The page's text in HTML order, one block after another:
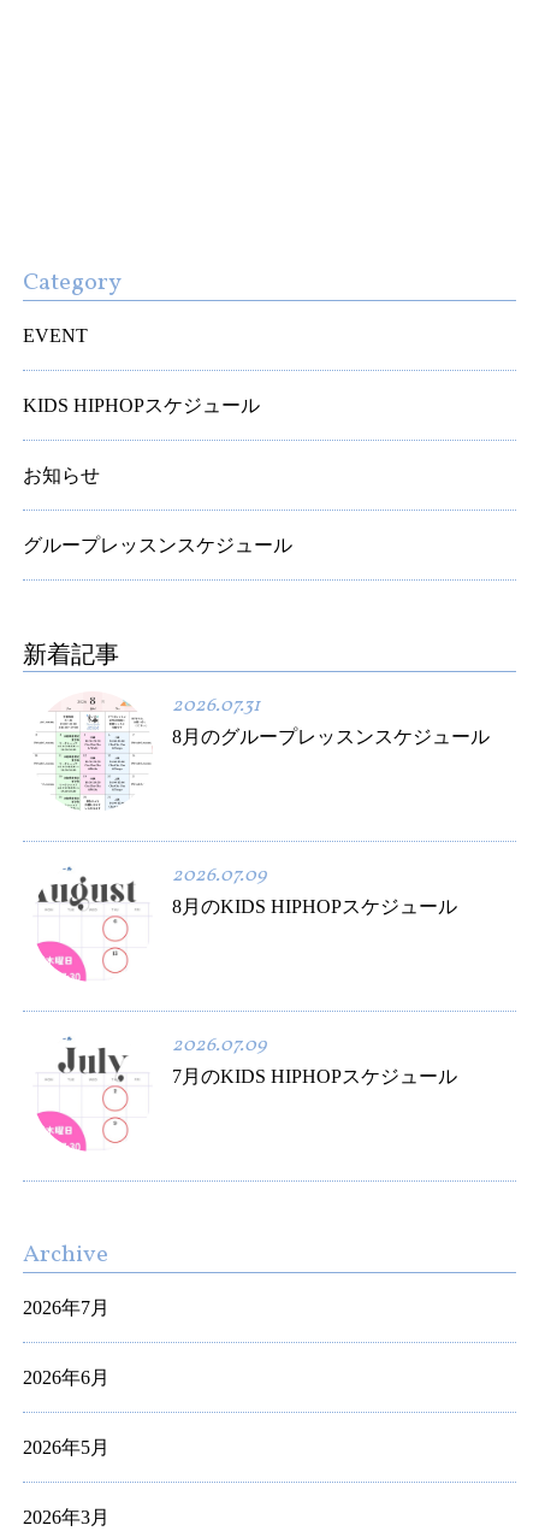
Category
EVENT
KIDS HIPHOPスケジュール
お知らせ
グループレッスンスケジュール
新着記事
2026.07.31
8月のグループレッスンスケジュール
2026.07.09
8月のKIDS HIPHOPスケジュール
2026.07.09
7月のKIDS HIPHOPスケジュール
Archive
2026年7月
2026年6月
2026年5月
2026年3月